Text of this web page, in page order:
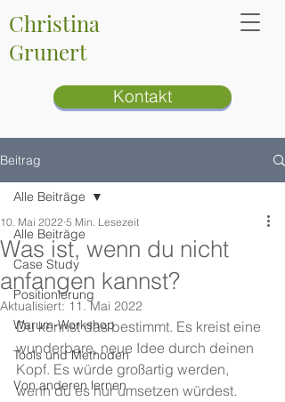
Christina
Grunert
Kontakt
Beitrag
Alle Beiträge
Case Study
Positionierung
Warum-Workshop
Tools und Methoden
Von anderen lernen
Alle Beiträge
Was ist, wenn du nicht
anfangen kannst?
10. Mai 2022 5 Min. Lesezeit
Aktualisiert: 11. Mai 2022
Du kennst das bestimmt. Es kreist eine
wunderbare, neue Idee durch deinen
Kopf. Es würde großartig werden,
wenn du es nur umsetzen würdest.